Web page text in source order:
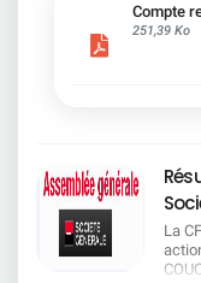
cadre du dialogue
Compte
251,39 Ko
La